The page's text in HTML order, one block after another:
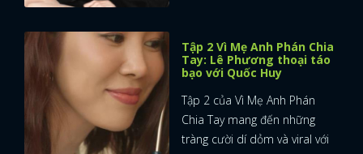
Tập 2 Vì Mẹ Anh Phán Chia
Tay: Lê Phương thoại táo
bạo với Quốc Huy
Tập 2 của Vì Mẹ Anh Phán
Chia Tay mang đến những
tràng cười dí dỏm và viral với